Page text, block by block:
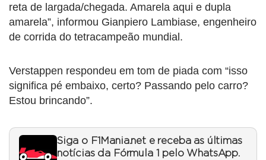
reta de largada/chegada. Amarela aqui e dupla
amarela”, informou Gianpiero Lambiase, engenheiro
de corrida do tetracampeão mundial.
Verstappen respondeu em tom de piada com “isso
significa pé embaixo, certo? Passando pelo carro?
Estou brincando”.
Siga o F1Mania.net e receba as últimas
notícias da Fórmula 1 pelo WhatsApp.